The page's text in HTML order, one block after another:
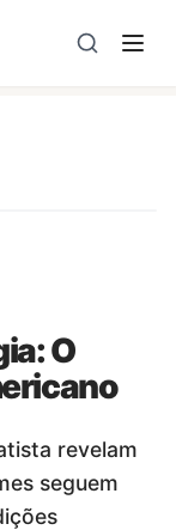
Caldas e a
O
revelam
seguem